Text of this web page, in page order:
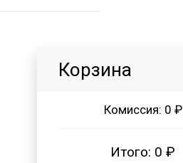
Корзина
Комиссия: 0 ₽
Итого: 0 ₽